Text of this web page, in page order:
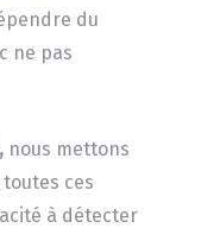
du
ne pas
nous mettons
ces
à détecter